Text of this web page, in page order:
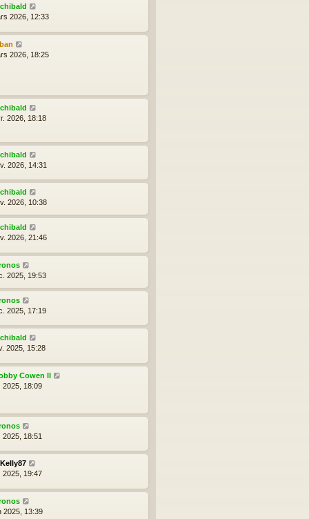
2026, 12:33
2026, 18:25
2026, 18:18
2026, 14:31
2026, 10:38
2026, 21:46
2025, 19:53
2025, 17:19
2025, 15:28
Cowen II
2025, 18:09
2025, 18:51
Kelly87
2025, 19:47
2025, 13:39